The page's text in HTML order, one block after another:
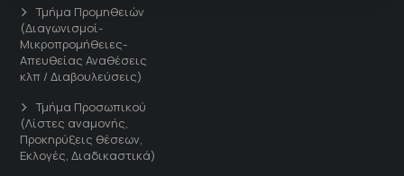
Τμήμα Προμηθειών
(Διαγωνισμοί-
Μικροπρομήθειες-
Απευθείας Αναθέσεις
κλπ / Διαβουλεύσεις)
Τμήμα Προσωπικού
(Λίστες αναμονής,
Προκηρύξεις θέσεων,
Εκλογές, Διαδικαστικά)